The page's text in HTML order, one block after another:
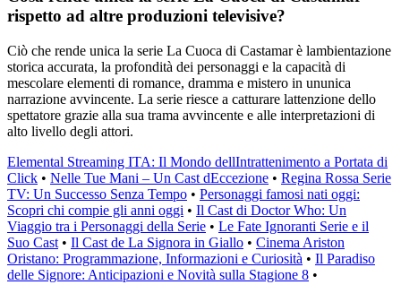
rispetto ad altre produzioni televisive?
Ciò che rende unica la serie La Cuoca di Castamar è lambientazione
storica accurata, la profondità dei personaggi e la capacità di
mescolare elementi di romance, dramma e mistero in ununica
narrazione avvincente. La serie riesce a catturare lattenzione dello
spettatore grazie alla sua trama avvincente e alle interpretazioni di
alto livello degli attori.
Elemental Streaming ITA: Il Mondo dellIntrattenimento a Portata di
Click • Nelle Tue Mani – Un Cast dEccezione • Regina Rossa Serie
TV: Un Successo Senza Tempo • Personaggi famosi nati oggi:
Scopri chi compie gli anni oggi • Il Cast di Doctor Who: Un
Viaggio tra i Personaggi della Serie • Le Fate Ignoranti Serie e il
Suo Cast • Il Cast de La Signora in Giallo • Cinema Ariston
Oristano: Programmazione, Informazioni e Curiosità • Il Paradiso
delle Signore: Anticipazioni e Novità sulla Stagione 8 •